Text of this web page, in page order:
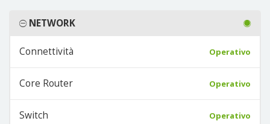
NETWORK
Connettività Operativo
Core Router Operativo
Switch Operativo